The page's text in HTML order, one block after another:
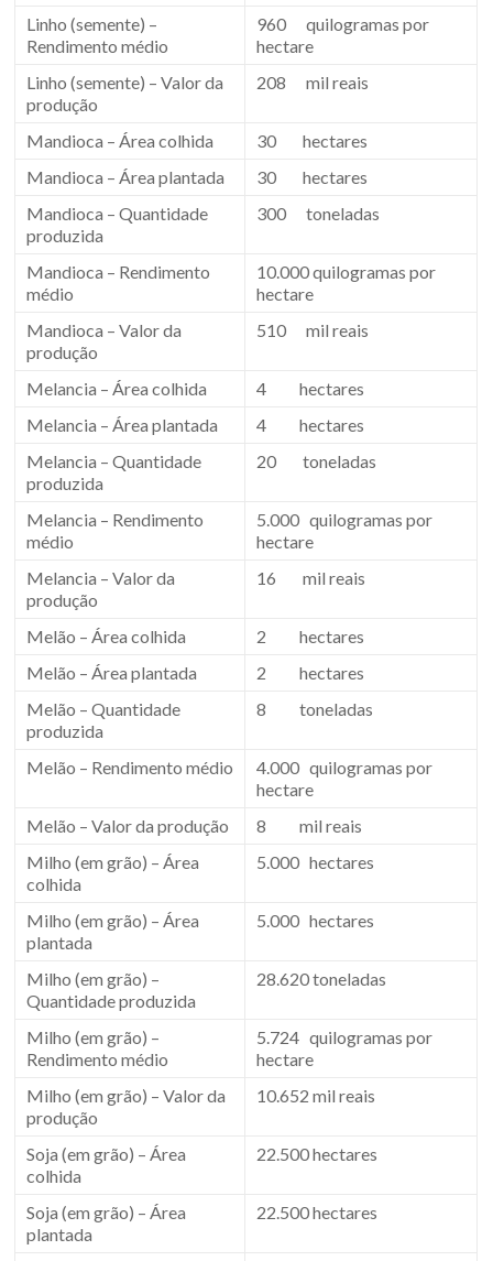
Linho (semente) –
Rendimento médio
960 quilogramas por
hectare
Linho (semente) – Valor da
produção
208 mil reais
Mandioca – Área colhida
30 hectares
Mandioca – Área plantada
30 hectares
Mandioca – Quantidade
produzida
300 toneladas
Mandioca – Rendimento
médio
10.000 quilogramas por
hectare
Mandioca – Valor da
produção
510 mil reais
Melancia – Área colhida
4 hectares
Melancia – Área plantada
4 hectares
Melancia – Quantidade
produzida
20 toneladas
Melancia – Rendimento
médio
5.000 quilogramas por
hectare
Melancia – Valor da
produção
16 mil reais
Melão – Área colhida
2 hectares
Melão – Área plantada
2 hectares
Melão – Quantidade
produzida
8 toneladas
Melão – Rendimento médio
4.000 quilogramas por
hectare
Melão – Valor da produção
8 mil reais
Milho (em grão) – Área
colhida
5.000 hectares
Milho (em grão) – Área
plantada
5.000 hectares
Milho (em grão) –
Quantidade produzida
28.620 toneladas
Milho (em grão) –
Rendimento médio
5.724 quilogramas por
hectare
Milho (em grão) – Valor da
produção
10.652 mil reais
Soja (em grão) – Área
colhida
22.500 hectares
Soja (em grão) – Área
plantada
22.500 hectares